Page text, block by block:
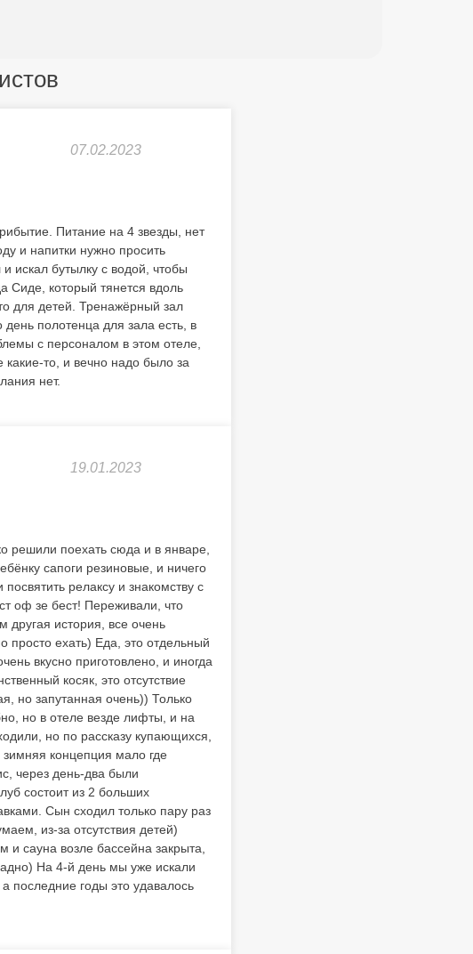
07.02.2023
Питание на 4 звезды, нет
и напитки нужно просить
искал бутылку с водой, чтобы
Сиде, который тянется вдоль
для детей. Тренажёрный зал
полотенца для зала есть, в
с персоналом в этом отеле,
то, и вечно надо было за
нет.
19.01.2023
решили поехать сюда и в январе,
сапоги резиновые, и ничего
релаксу и знакомству с
оф зе бест! Переживали, что
другая история, все очень
ехать) Еда, это отдельный
вкусно приготовлено, и иногда
косяк, это отсутствие
но запутанная очень)) Только
но в отеле везде лифты, и на
но по рассказу купающихся,
концепция мало где
через день-два были
состоит из 2 больших
Сын сходил только пару раз
из-за отсутствия детей)
сауна возле бассейна закрыта,
На 4‑й день мы уже искали
последние годы это удавалось